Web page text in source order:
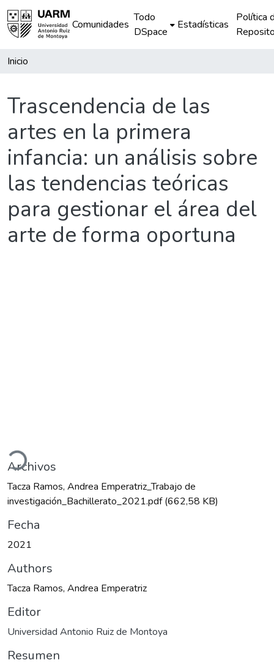
Comunidades
Todo
DSpace
Estadísticas
Política
Inicio
Trascendencia de las
artes en la primera
infancia: un análisis sobre
las tendencias teóricas
para gestionar el área del
arte de forma oportuna
Cargando...
Archivos
Tacza Ramos, Andrea Emperatriz_Trabajo de
investigación_Bachillerato_2021.pdf(662,58 KB)
Fecha
2021
Authors
Tacza Ramos, Andrea Emperatriz
Editor
Universidad Antonio Ruiz de Montoya
Resumen